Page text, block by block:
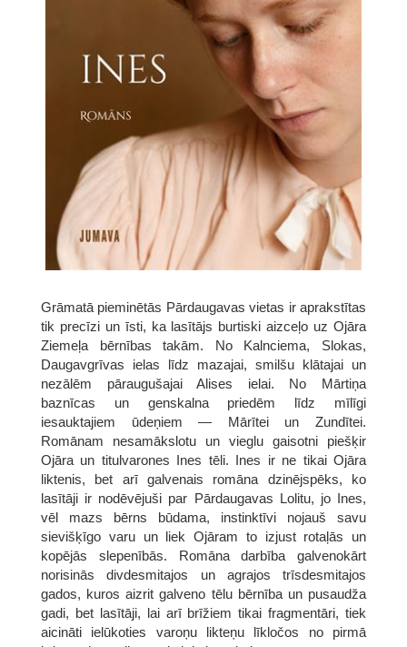
Grāmatā pieminētās Pārdaugavas vietas ir aprakstītas
tik precīzi un īsti, ka lasītājs burtiski aizceļo uz Ojāra
Ziemeļa bērnības takām. No Kalnciema, Slokas,
Daugavgrīvas ielas līdz mazajai, smilšu klātajai un
nezālēm pāraugušajai Alises ielai. No Mārtiņa
baznīcas un genskalna priedēm līdz mīlīgi
iesauktajiem ūdeņiem — Mārītei un Zundītei.
Romānam nesamākslotu un vieglu gaisotni piešķir
Ojāra un titulvarones Ines tēli. Ines ir ne tikai Ojāra
liktenis, bet arī galvenais romāna dzinējspēks, ko
lasītāji ir nodēvējuši par Pārdaugavas Lolitu, jo Ines,
vēl mazs bērns būdama, instinktīvi nojauš savu
sievišķīgo varu un liek Ojāram to izjust rotaļās un
kopējās slepenībās. Romāna darbība galvenokārt
norisinās divdesmitajos un agrajos trīsdesmitajos
gados, kuros aizrit galveno tēlu bērnība un pusaudža
gadi, bet lasītāji, lai arī brīžiem tikai fragmentāri, tiek
aicināti ielūkoties varoņu likteņu līkločos no pirmā